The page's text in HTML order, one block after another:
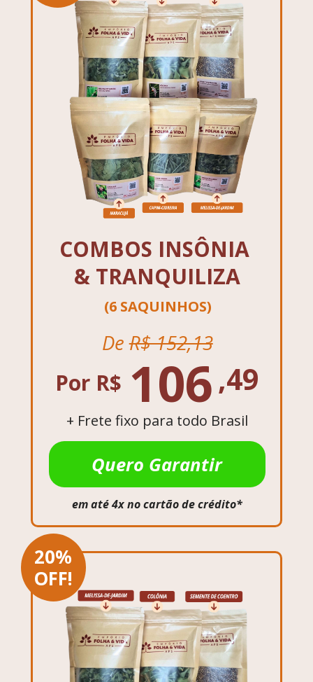
De R$ 152,13
COMBOS INSÔNIA
& TRANQUILIZA
106,49
Por R$
(6 SAQUINHOS)
+ Frete fixo para todo Brasil
em até 4x no cartão de crédito*
Quero Garantir
20%
OFF!